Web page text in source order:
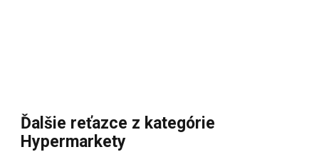
Ďalšie reťazce z kategórie
Hypermarkety